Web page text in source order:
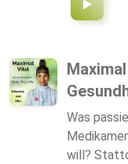
Was
will?